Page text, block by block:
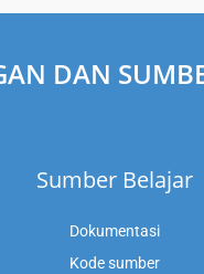
DAN
Sumber Belajar
Dokumentasi
Kode sumber